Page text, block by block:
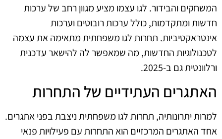
המשחקים והבידור. לגו עצמו מציע מגוון רחב של ערכות
חדשות ומתקדמות, כולל ערכות רובוטים וערכות
אינטראקטיביות. תחרות לגו משפחתית מתאימה את עצמה
לטכנולוגיות החדשות, מה שמאפשר לה להישאר עדכנית
ורלוונטית גם ב‑2025.
האתגרים העתידיים של התחרות
למרות יתרונותיה, תחרות לגו משפחתית ניצבת בפני אתגרים.
אחד האתגרים המרכזיים הוא התחרות עם פעילויות פנאי